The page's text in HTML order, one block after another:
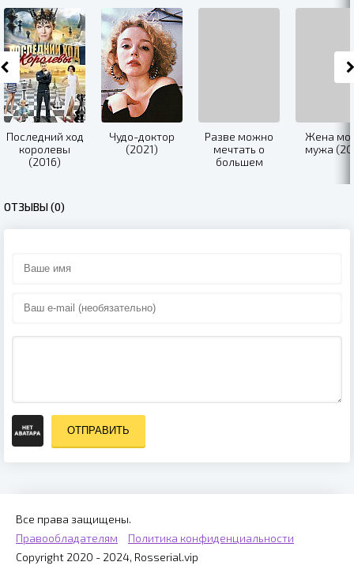
Последний ход
королевы
(2016)
Чудо-доктор
(2021)
Разве можно
мечтать о
большем
Жена
мужа
ОТЗЫВЫ (0)
ОТПРАВИТЬ
Все права защищены.
Правообладателям
Политика конфиденциальности
Copyright 2020 - 2024, Rosserial.vip